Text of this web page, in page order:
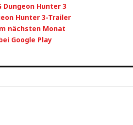
Dungeon Hunter 3
Hunter 3-Trailer
nächsten Monat
Google Play